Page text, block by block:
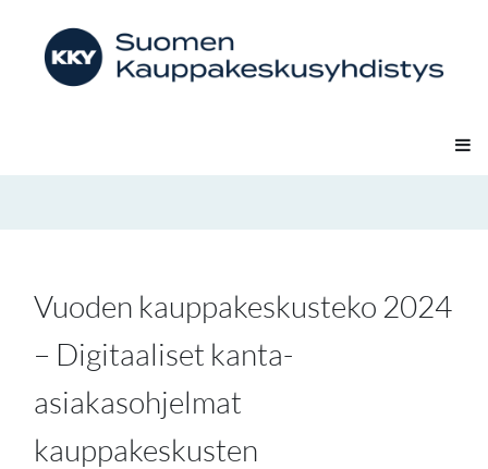
Vuoden kauppakeskusteko 2024
– Digitaaliset kanta-
asiakasohjelmat
kauppakeskusten